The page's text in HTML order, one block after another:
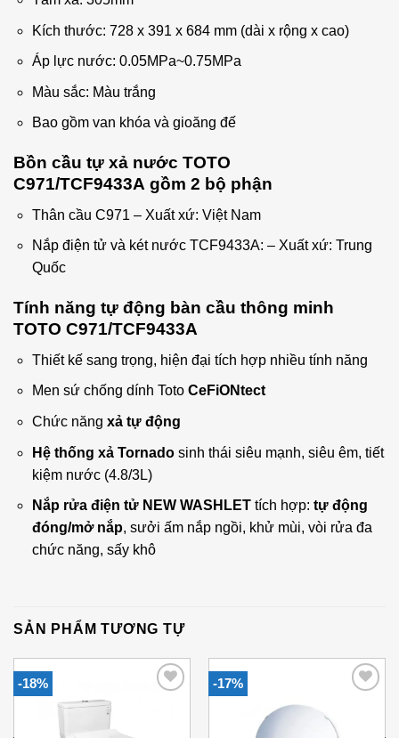
Kích thước: 728 x 391 x 684 mm (dài x rộng x cao)
Áp lực nước: 0.05MPa~0.75MPa
Màu sắc: Màu trắng
Bao gồm van khóa và gioăng đế
Bồn cầu tự xả nước TOTO
C971/TCF9433A gồm 2 bộ phận
Thân cầu C971 – Xuất xứ: Việt Nam
Nắp điện tử và két nước TCF9433A: – Xuất xứ: Trung
Quốc
Tính năng tự động bàn cầu thông minh
TOTO C971/TCF9433A
Thiết kế sang trọng, hiện đại tích hợp nhiều tính năng
Men sứ chống dính Toto CeFiONtect
Chức năng xả tự động
Hệ thống xả Tornadosinh thái siêu mạnh, siêu êm, tiết
kiệm nước (4.8/3L)
Nắp rửa điện tử NEW WASHLETtích hợp: tự động
đóng/mở nắp, sưởi ấm nắp ngồi, khử mùi, vòi rửa đa
chức năng, sấy khô
SẢN PHẨM TƯƠNG TỰ
-18% -17%